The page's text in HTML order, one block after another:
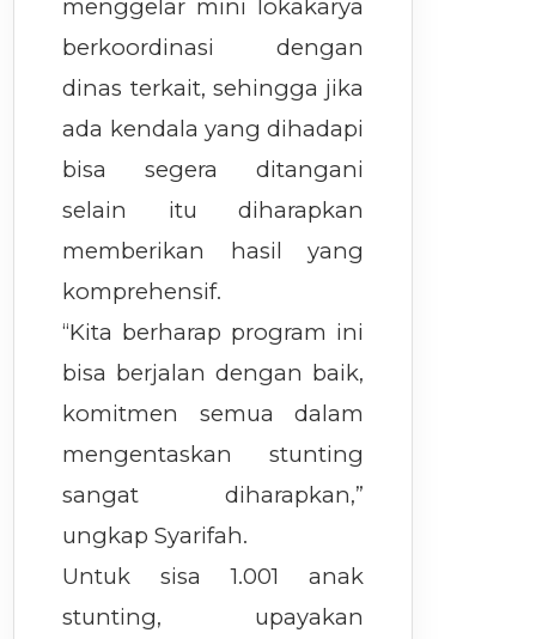
menggelar mini lokakarya
berkoordinasi dengan
dinas terkait, sehingga jika
ada kendala yang dihadapi
bisa segera ditangani
selain itu diharapkan
memberikan hasil yang
komprehensif.
“Kita berharap program ini
bisa berjalan dengan baik,
komitmen semua dalam
mengentaskan stunting
sangat diharapkan,”
ungkap Syarifah.
Untuk sisa 1.001 anak
stunting, upayakan